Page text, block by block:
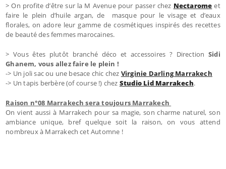
> On profite d’être sur la M Avenue pour passer chez Nectarome et
faire le plein d’huile argan, de masque pour le visage et d’eaux
florales, on adore leur gamme de cosmétiques inspirés des recettes
de beauté des femmes marocaines.
> Vous êtes plutôt branché déco et accessoires ? DirectionSidi
Ghanem, vous allez faire le plein !
-> Un joli sac ou une besace chic chez Virginie Darling Marrakech
-> Un tapis berbère (of course !) chez Studio Lid Marrakech.
Raison n°08 Marrakech sera toujours Marrakech
On vient aussi à Marrakech pour sa magie, son charme naturel, son
ambiance unique, bref quelque soit la raison, on vous attend
nombreux à Marrakech cet Automne !